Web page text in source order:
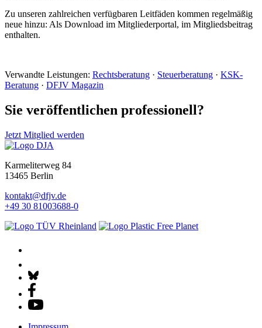
Zu unseren zahlreichen verfügbaren Leitfäden kommen regelmäßig
neue hinzu: Als Download im Mitgliederportal, im Mitgliedsbeitrag
enthalten.
Verwandte Leistungen: Rechtsberatung · Steuerberatung · KSK-
Beratung · DFJV Magazin
Sie veröffentlichen professionell?
Jetzt Mitglied werden
Karmeliterweg 84
13465 Berlin
kontakt@dfjv.de
+49 30 81003688-0